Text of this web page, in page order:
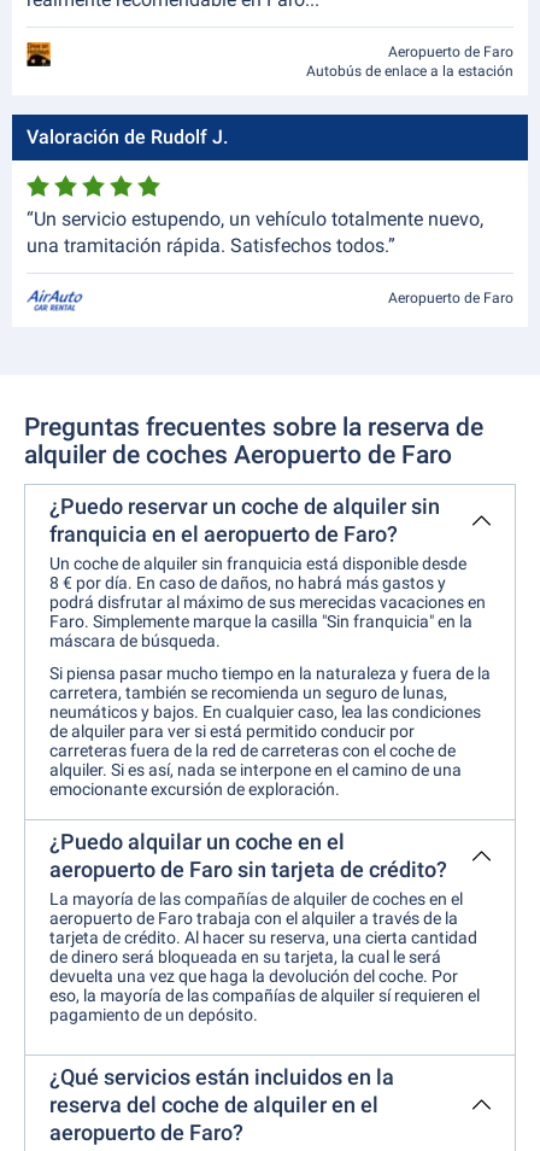
Aeropuerto de Faro
Autobús de enlace a la estación
Valoración de Rudolf J.
“Un servicio estupendo, un vehículo totalmente nuevo,
una tramitación rápida. Satisfechos todos.”
Aeropuerto de Faro
Preguntas frecuentes sobre la reserva de
alquiler de coches Aeropuerto de Faro
¿Puedo reservar un coche de alquiler sin
franquicia en el aeropuerto de Faro?
Un coche de alquiler sin franquicia está disponible desde
8 € por día. En caso de daños, no habrá más gastos y
podrá disfrutar al máximo de sus merecidas vacaciones en
Faro. Simplemente marque la casilla "Sin franquicia" en la
máscara de búsqueda.
Si piensa pasar mucho tiempo en la naturaleza y fuera de la
carretera, también se recomienda un seguro de lunas,
neumáticos y bajos. En cualquier caso, lea las condiciones
de alquiler para ver si está permitido conducir por
carreteras fuera de la red de carreteras con el coche de
alquiler. Si es así, nada se interpone en el camino de una
emocionante excursión de exploración.
¿Puedo alquilar un coche en el
aeropuerto de Faro sin tarjeta de crédito?
La mayoría de las compañías de alquiler de coches en el
aeropuerto de Faro trabaja con el alquiler a través de la
tarjeta de crédito. Al hacer su reserva, una cierta cantidad
de dinero será bloqueada en su tarjeta, la cual le será
devuelta una vez que haga la devolución del coche. Por
eso, la mayoría de las compañías de alquiler sí requieren el
pagamiento de un depósito.
¿Qué servicios están incluidos en la
reserva del coche de alquiler en el
aeropuerto de Faro?